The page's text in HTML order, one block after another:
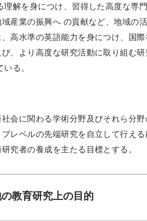
理解を⾝につけ、習得した⾼度な専
産業の振興へ の貢献など、地域の
⾼⽔準の英語能⼒を⾝につけ、国
、より⾼度な研究活動に取り組む
る。
会に関わる学術分野及びそれら分
レベルの先端研究を自立して行え
究者の養成を主たる目標とする。
教育研究上の目的